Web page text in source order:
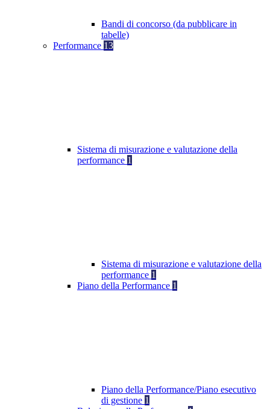
Bandi di concorso (da pubblicare in
tabelle)
Performance 13
Sistema di misurazione e valutazione della
performance 1
Sistema di misurazione e valutazione della
performance 1
Piano della Performance 1
Piano della Performance/Piano esecutivo
di gestione 1